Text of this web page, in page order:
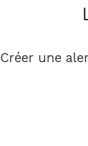
Créer une